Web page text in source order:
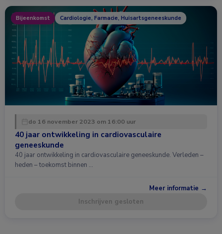
Bijeenkomst Cardiologie, Farmacie, Huisartsgeneeskunde
do 16 november 2023 om 16:00 uur
40 jaar ontwikkeling in cardiovasculaire
geneeskunde
40 jaar ontwikkeling in cardiovasculaire geneeskunde. Verleden –
heden – toekomst binnen …
Meer informatie →
Inschrijven gesloten